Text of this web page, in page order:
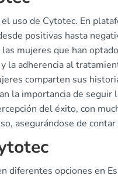
uso de Cytotec. En
positivas hasta
mujeres que han
la adherencia al
comparten sus
la importancia de seguir
del éxito, con
asegurándose de
diferentes opciones en